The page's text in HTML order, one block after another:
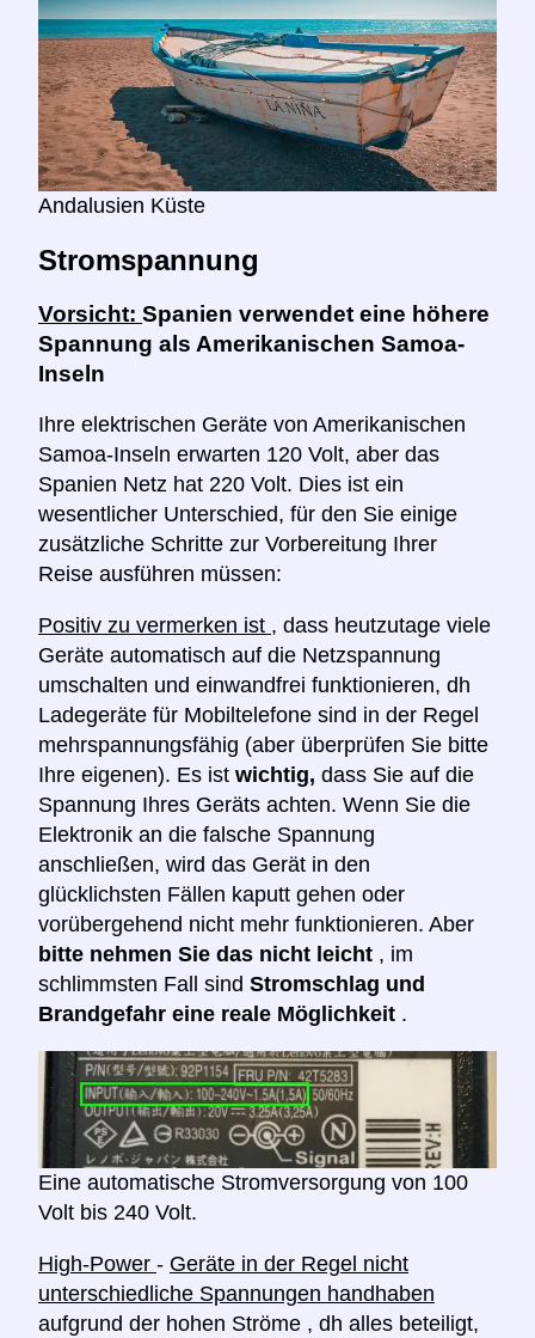
Andalusien Küste
Stromspannung
Vorsicht: Spanien verwendet eine höhere
Spannung als Amerikanischen Samoa-
Inseln
Ihre elektrischen Geräte von Amerikanischen
Samoa-Inseln erwarten 120 Volt, aber das
Spanien Netz hat 220 Volt. Dies ist ein
wesentlicher Unterschied, für den Sie einige
zusätzliche Schritte zur Vorbereitung Ihrer
Reise ausführen müssen:
Positiv zu vermerken ist , dass heutzutage viele
Geräte automatisch auf die Netzspannung
umschalten und einwandfrei funktionieren, dh
Ladegeräte für Mobiltelefone sind in der Regel
mehrspannungsfähig (aber überprüfen Sie bitte
Ihre eigenen). Es ist wichtig, dass Sie auf die
Spannung Ihres Geräts achten. Wenn Sie die
Elektronik an die falsche Spannung
anschließen, wird das Gerät in den
glücklichsten Fällen kaputt gehen oder
vorübergehend nicht mehr funktionieren. Aber
bitte nehmen Sie das nicht leicht , im
schlimmsten Fall sind Stromschlag und
Brandgefahr eine reale Möglichkeit .
Eine automatische Stromversorgung von 100
Volt bis 240 Volt.
High-Power - Geräte in der Regel nicht
unterschiedliche Spannungen handhaben
aufgrund der hohen Ströme , dh alles beteiligt,